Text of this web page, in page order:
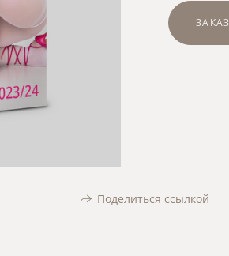
Поделиться ссылкой